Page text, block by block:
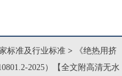
标准及行业标准 >
《绝热用挤
2025）【全文附高清无水